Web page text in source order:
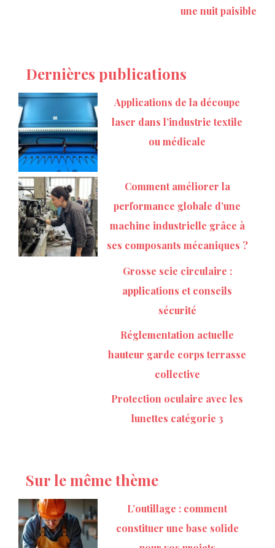
une nuit paisible
Dernières publications
Applications de la découpe
laser dans l’industrie textile
ou médicale
Comment améliorer la
performance globale d’une
machine industrielle grâce à
ses composants mécaniques ?
Grosse scie circulaire :
applications et conseils
sécurité
Réglementation actuelle
hauteur garde corps terrasse
collective
Protection oculaire avec les
lunettes catégorie 3
Sur le même thème
L’outillage : comment
constituer une base solide